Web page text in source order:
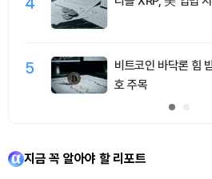
5
비트코인 바닥론 힘
호 주목
지금 꼭 알아야 할 리포트